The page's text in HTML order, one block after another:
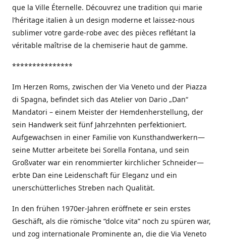
que la Ville Éternelle. Découvrez une tradition qui marie
l’héritage italien à un design moderne et laissez-nous
sublimer votre garde-robe avec des pièces reflétant la
véritable maîtrise de la chemiserie haut de gamme.
***************
Im Herzen Roms, zwischen der Via Veneto und der Piazza
di Spagna, befindet sich das Atelier von Dario „Dan“
Mandatori – einem Meister der Hemdenherstellung, der
sein Handwerk seit fünf Jahrzehnten perfektioniert.
Aufgewachsen in einer Familie von Kunsthandwerkern—
seine Mutter arbeitete bei Sorella Fontana, und sein
Großvater war ein renommierter kirchlicher Schneider—
erbte Dan eine Leidenschaft für Eleganz und ein
unerschütterliches Streben nach Qualität.
In den frühen 1970er-Jahren eröffnete er sein erstes
Geschäft, als die römische “dolce vita” noch zu spüren war,
und zog internationale Prominente an, die die Via Veneto